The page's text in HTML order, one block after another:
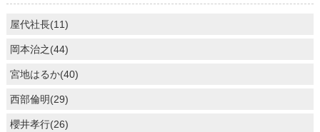
屋代社長(11)
岡本治之(44)
宮地はるか(40)
西部倫明(29)
櫻井孝行(26)